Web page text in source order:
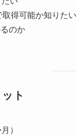
得可能か知りたい
のか
ト
）